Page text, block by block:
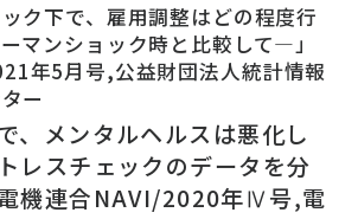
ック下で、雇用調整はどの程度行
マンショック時と比較して―」
年5月号,公益財団法人統計情報
ー
、メンタルヘルスは悪化し
レスチェックのデータを分
機連合NAVI/2020年Ⅳ号,電